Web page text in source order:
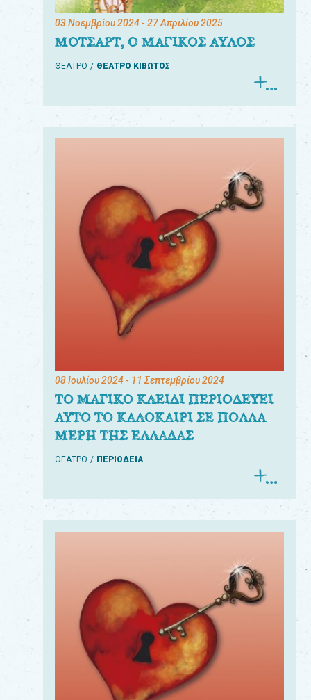
03 Νοεμβρίου 2024- 27 Απριλίου 2025
ΜΟΤΣΑΡΤ, Ο ΜΑΓΙΚΟΣ ΑΥΛΟΣ
ΘΕΑΤΡΟ ΘΕΑΤΡΟ ΚΙΒΩΤΟΣ
08 Ιουλίου 2024- 11 Σεπτεμβρίου 2024
ΤΟ ΜΑΓΙΚΟ ΚΛΕΙΔΙ ΠΕΡΙΟΔΕΥΕΙ
ΑΥΤΟ ΤΟ ΚΑΛΟΚΑΙΡΙ ΣΕ ΠΟΛΛΑ
ΜΕΡΗ ΤΗΣ ΕΛΛΑΔΑΣ
ΘΕΑΤΡΟ ΠΕΡΙΟΔΕΙΑ